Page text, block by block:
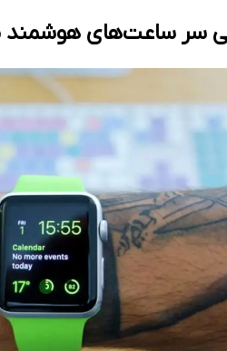
سر ساعت‌های هوشمند